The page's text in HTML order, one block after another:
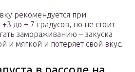
рекомендуется при
до + 7 градусов, но не стоит
замораживанию – закуска
и мягкой и потеряет свой вкус.